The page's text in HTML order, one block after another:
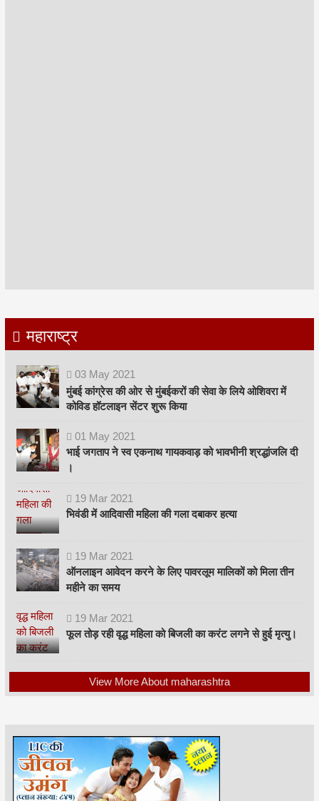
महाराष्ट्र
03 May 2021
मुंबई कांग्रेस की ओर से मुंबईकरों की सेवा के लिये ओशिवरा में
कोविड हॉटलाइन सेंटर शुरू किया
01 May 2021
भाई जगताप ने स्व एकनाथ गायकवाड़ को भावभीनी श्रद्धांजलि दी
।
19 Mar 2021
भिवंडी में आदिवासी महिला की गला दबाकर हत्या
19 Mar 2021
ऑनलाइन आवेदन करने के लिए पावरलूम मालिकों को मिला तीन
महीने का समय
19 Mar 2021
फूल तोड़ रही वृद्ध महिला को बिजली का करंट लगने से हुई मृत्यु।
View More About maharashtra